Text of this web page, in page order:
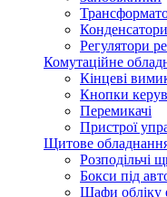
Конденсатори
Регулятори
Комутаційне
Кінцеві
Кнопки
Перемикачі
Пристрої
Щитове
Розподільчі
Бокси під
Шафи обліку